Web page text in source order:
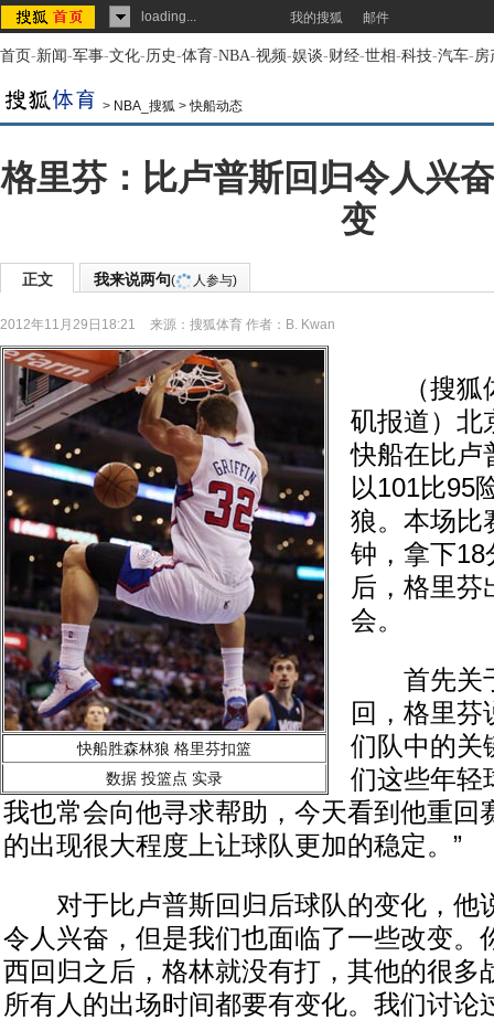
loading... 我的搜狐 邮件
首页-新闻-军事-文化-历史-体育-NBA-视频-娱谈-财经-世相-科技-汽车-房
> NBA_搜狐 >快船动态
格里芬：比卢普斯回归令人兴
变
正文 我来说两句( 人参与)
2012年11月29日18:21 来源： 搜狐体育 作者：B. Kwan
快船胜森林狼 格里芬扣篮
数据 投篮点 实录
（搜狐体
矶报道）北
快船在比卢
以101比95
狼。本场比
钟，拿下18
后，格里芬
会。
首先关于
回，格里芬
们队中的关
们这些年轻
我也常会向他寻求帮助，今天看到他重回
的出现很大程度上让球队更加的稳定。”
对于比卢普斯回归后球队的变化，他
令人兴奋，但是我们也面临了一些改变。
西回归之后，格林就没有打，其他的很多
所有人的出场时间都要有变化。我们讨论